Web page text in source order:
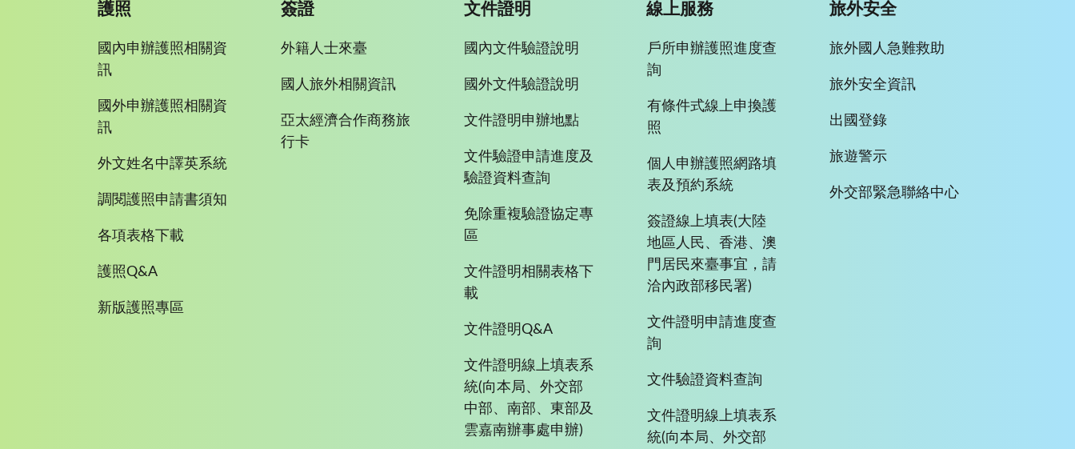
護照
國內申辦護照相關資
訊
國外申辦護照相關資
訊
外文姓名中譯英系統
調閱護照申請書須知
各項表格下載
護照Q&A
新版護照專區
簽證
外籍人士來臺
國人旅外相關資訊
亞太經濟合作商務旅
行卡
文件證明
國內文件驗證說明
國外文件驗證說明
文件證明申辦地點
文件驗證申請進度及
驗證資料查詢
免除重複驗證協定專
區
文件證明相關表格下
載
文件證明Q&A
文件證明線上填表系
統(向本局、外交部
中部、南部、東部及
雲嘉南辦事處申辦)
線上服務
戶所申辦護照進度查
詢
有條件式線上申換護
照
個人申辦護照網路填
表及預約系統
簽證線上填表(大陸
地區人民、香港、澳
門居民來臺事宜，請
洽內政部移民署)
文件證明申請進度查
詢
文件驗證資料查詢
文件證明線上填表系
統(向本局、外交部
旅外安全
旅外國人急難救助
旅外安全資訊
出國登錄
旅遊警示
外交部緊急聯絡中心